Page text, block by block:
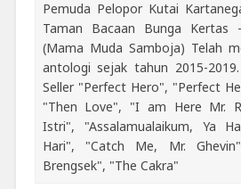
Pemuda Pelopor Kutai
Taman Bacaan Bunga Kertas
(Mama Muda Samboja) Telah
antologi sejak tahun 2015-
Seller "Perfect Hero", "Perfect
"Then Love", "I am Here Mr.
Istri", "Assalamualaikum, Ya
Hari", "Catch Me, Mr.
Brengsek", "The Cakra"